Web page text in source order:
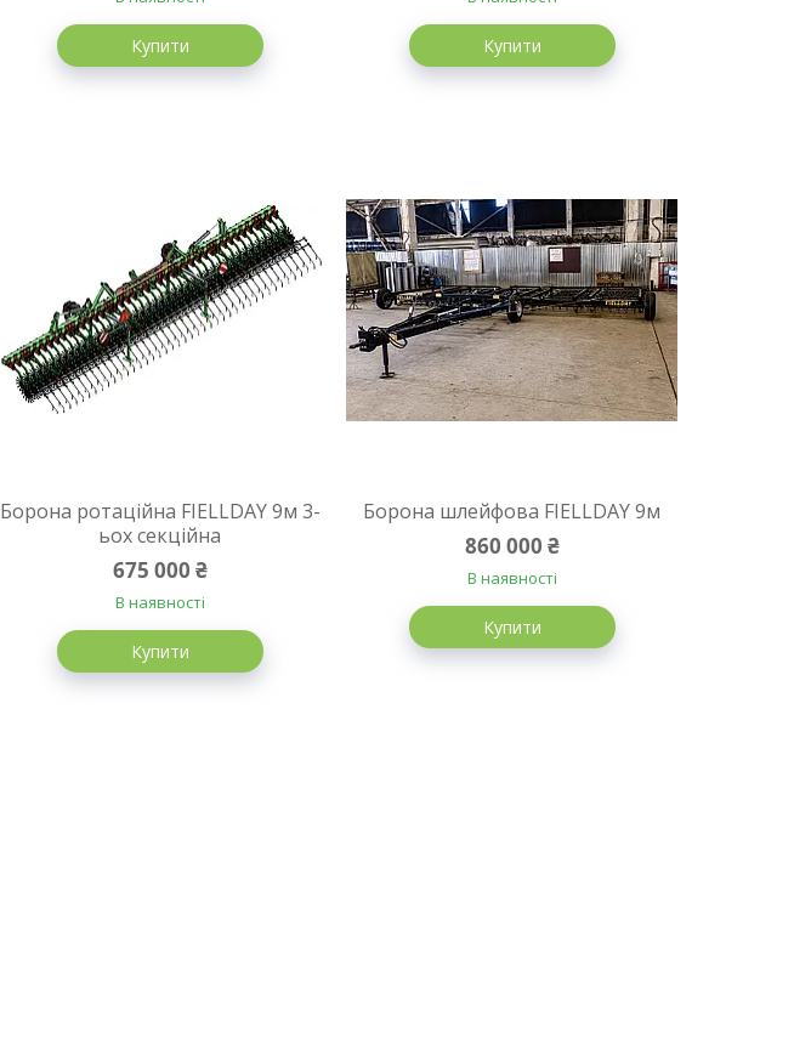
Купити Купити
Борона ротаційна FIELLDAY 9м 3-
ьох секційна
675 000 ₴
В наявності
Купити
Борона шлейфова FIELLDAY 9м
860 000 ₴
В наявності
Купити